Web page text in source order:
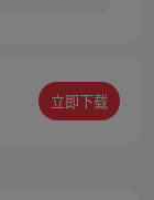
立即下载